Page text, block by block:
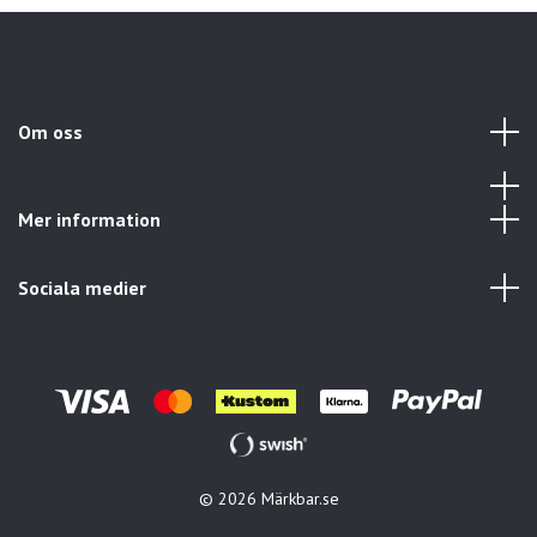
Om oss
Mer information
Sociala medier
© 2026 Märkbar.se